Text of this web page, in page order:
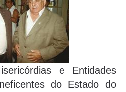
e Entidades
do Estado do